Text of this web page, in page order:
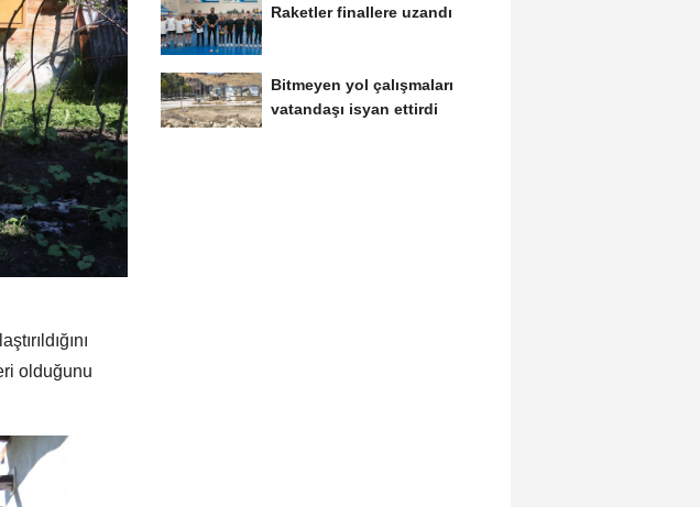
olduğunu
Raketler finallere uzandı
Bitmeyen yol çalışmaları
vatandaşı isyan ettirdi